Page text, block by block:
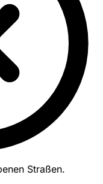
Straßen.